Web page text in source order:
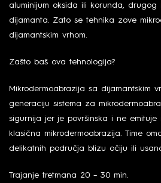
aluminijum oksida ili korunda, drugog
dijamanta. Zato se tehnika zove
dijamantskim vrhom.
Zašto baš ova tehnologija?
Mikrodermoabrazija sa dijamantskim
generaciju sistema za
sigurnija jer je površinska i ne emituje
klasična mikrodermoabrazija. Time
delikatnih područja blizu očiju ili
Trajanje tretmana 20 – 30 min.